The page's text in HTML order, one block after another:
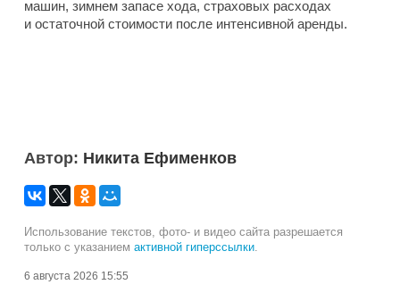
машин, зимнем запасе хода, страховых расходах
и остаточной стоимости после интенсивной аренды.
Автор: Никита Ефименков
Использование текстов, фото- и видео сайта разрешается
только с указанием активной гиперссылки.
6 августа 2026 15:55